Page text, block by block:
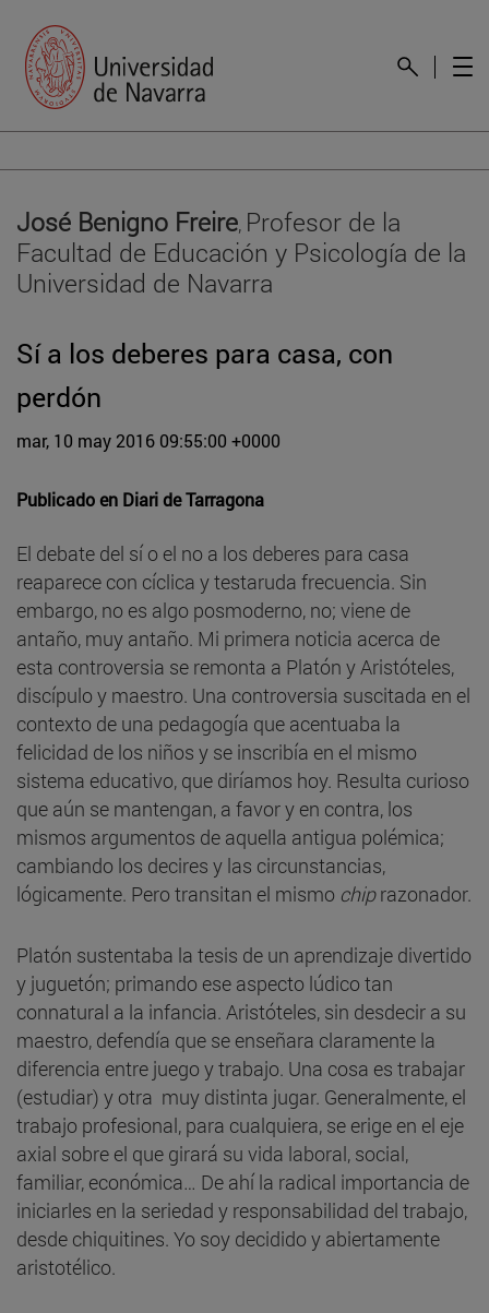
José Benigno Freire, Profesor de la
Facultad de Educación y Psicología de la
Universidad de Navarra
Sí a los deberes para casa, con
perdón
mar, 10 may 2016 09:55:00 +0000
Publicado en Diari de Tarragona
El debate del sí o el no a los deberes para casa
reaparece con cíclica y testaruda frecuencia. Sin
embargo, no es algo posmoderno, no; viene de
antaño, muy antaño. Mi primera noticia acerca de
esta controversia se remonta a Platón y Aristóteles,
discípulo y maestro. Una controversia suscitada en el
contexto de una pedagogía que acentuaba la
felicidad de los niños y se inscribía en el mismo
sistema educativo, que diríamos hoy. Resulta curioso
que aún se mantengan, a favor y en contra, los
mismos argumentos de aquella antigua polémica;
cambiando los decires y las circunstancias,
lógicamente. Pero transitan el mismo chiprazonador.
Platón sustentaba la tesis de un aprendizaje divertido
y juguetón; primando ese aspecto lúdico tan
connatural a la infancia. Aristóteles, sin desdecir a su
maestro, defendía que se enseñara claramente la
diferencia entre juego y trabajo. Una cosa es trabajar
(estudiar) y otra muy distinta jugar. Generalmente, el
trabajo profesional, para cualquiera, se erige en el eje
axial sobre el que girará su vida laboral, social,
familiar, económica… De ahí la radical importancia de
iniciarles en la seriedad y responsabilidad del trabajo,
desde chiquitines. Yo soy decidido y abiertamente
aristotélico.